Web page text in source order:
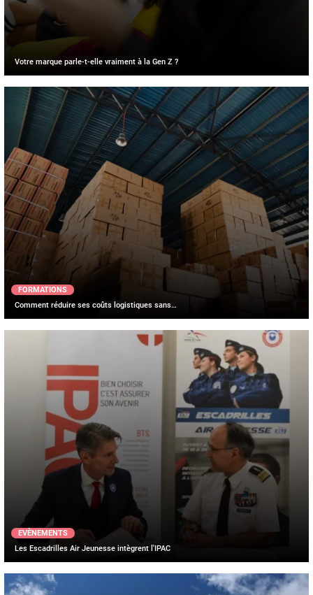
Votre marque parle-t-elle vraiment à la Gen Z ?
FORMATIONS
Comment réduire ses coûts logistiques sans…
EVÈNEMENTS
Les Escadrilles Air Jeunesse intègrent l'IPAC